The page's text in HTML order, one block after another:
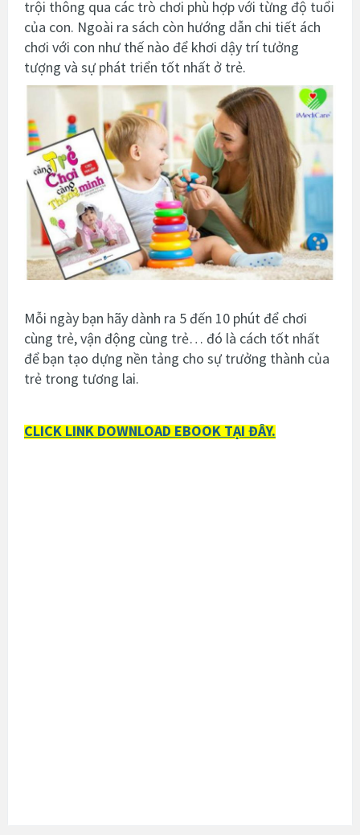
trội thông qua các trò chơi phù hợp với từng độ tuổi
của con. Ngoài ra sách còn hướng dẫn chi tiết ách
chơi với con như thế nào để khơi dậy trí tưởng
tượng và sự phát triển tốt nhất ở trẻ.
Mỗi ngày bạn hãy dành ra 5 đến 10 phút để chơi
cùng trẻ, vận động cùng trẻ… đó là cách tốt nhất
để bạn tạo dựng nền tảng cho sự trưởng thành của
trẻ trong tương lai.
CLICK LINK DOWNLOAD EBOOK TẠI ĐÂY.